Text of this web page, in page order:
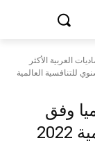
العالمية 2022 | الإقتصاديات العربية الأكثر
للتنافسية العالمية
وفق